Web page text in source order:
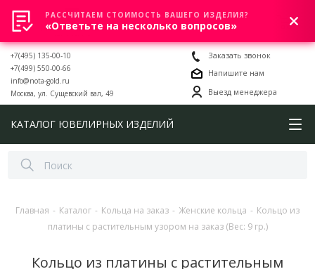
0
+7(495) 135-00-10
+7(499) 550-00-66
info@nota-gold.ru
Москва, ул. Сущевский вал, 49
Заказать звонок
Напишите нам
Выезд менеджера
КАТАЛОГ ЮВЕЛИРНЫХ ИЗДЕЛИЙ
Главная - Каталог - Кольца на заказ - Женские кольца - Кольцо из
платины с растительным узором на заказ (Вес: 9 гр.)
Кольцо из платины с растительным
РАССЧИТАЕМ СТОИМОСТЬ ВАШЕГО ИЗДЕЛИЯ?
«Ответьте на несколько вопросов»